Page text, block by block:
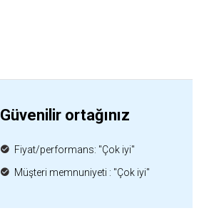
Güvenilir ortağınız
Fiyat/performans: "Çok iyi"
Müşteri memnuniyeti : "Çok iyi"